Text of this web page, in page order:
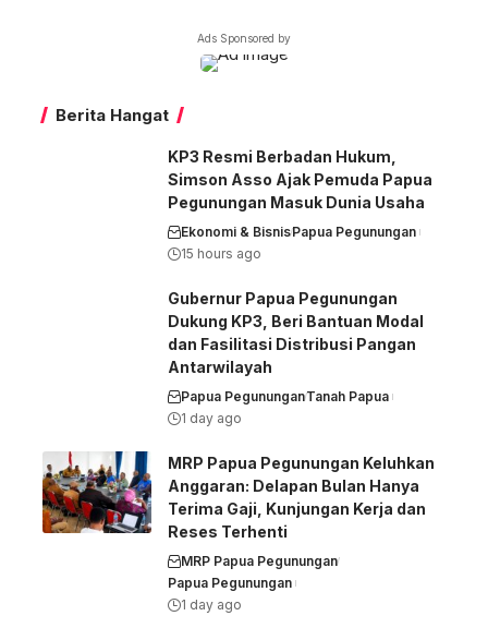
Ads Sponsored by
Berita Hangat
KP3 Resmi Berbadan Hukum,
Simson Asso Ajak Pemuda Papua
Pegunungan Masuk Dunia Usaha
Ekonomi & BisnisPapua Pegunungan
15 hours ago
Gubernur Papua Pegunungan
Dukung KP3, Beri Bantuan Modal
dan Fasilitasi Distribusi Pangan
Antarwilayah
Papua PegununganTanah Papua
1 day ago
MRP Papua Pegunungan Keluhkan
Anggaran: Delapan Bulan Hanya
Terima Gaji, Kunjungan Kerja dan
Reses Terhenti
MRP Papua Pegunungan
Papua Pegunungan
1 day ago